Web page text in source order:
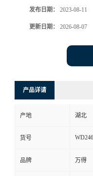
发布日期： 2023-08-11
更新日期： 2026-08-07
产品详请
产地 湖北
货号
品牌 万得